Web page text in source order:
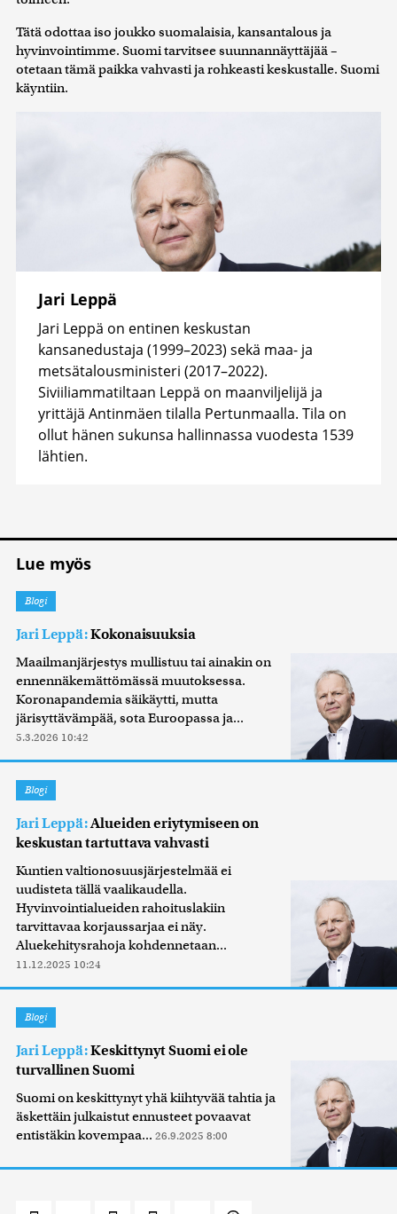
Tätä odottaa iso joukko suomalaisia, kansantalous ja
hyvinvointimme. Suomi tarvitsee suunnannäyttäjää –
otetaan tämä paikka vahvasti ja rohkeasti keskustalle. Suomi
käyntiin.
Jari Leppä
Jari Leppä on entinen keskustan
kansanedustaja (1999–2023) sekä maa- ja
metsätalousministeri (2017–2022).
Siviiliammatiltaan Leppä on maanviljelijä ja
yrittäjä Antinmäen tilalla Pertunmaalla. Tila on
ollut hänen sukunsa hallinnassa vuodesta 1539
lähtien.
Lue myös
Blogi
Jari Leppä:Kokonaisuuksia
Maailmanjärjestys mullistuu tai ainakin on
ennennäkemättömässä muutoksessa.
Koronapandemia säikäytti, mutta
järisyttävämpää, sota Euroopassa ja...
5.3.2026 10:42
Blogi
Jari Leppä:Alueiden eriytymiseen on
keskustan tartuttava vahvasti
Kuntien valtionosuusjärjestelmää ei
uudisteta tällä vaalikaudella.
Hyvinvointialueiden rahoituslakiin
tarvittavaa korjaussarjaa ei näy.
Aluekehitysrahoja kohdennetaan...
11.12.2025 10:24
Blogi
Jari Leppä:Keskittynyt Suomi ei ole
turvallinen Suomi
Suomi on keskittynyt yhä kiihtyvää tahtia ja
äskettäin julkaistut ennusteet povaavat
entistäkin kovempaa... 26.9.2025 8:00